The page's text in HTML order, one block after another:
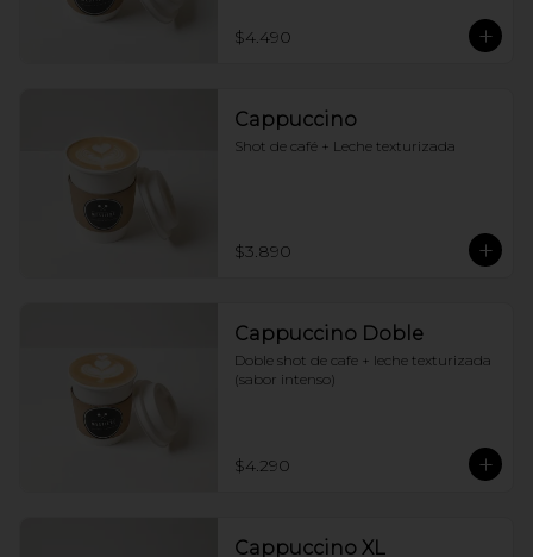
$4.490
Cappuccino
Shot de café + Leche texturizada
$3.890
Cappuccino Doble
Doble shot de cafe + leche texturizada
(sabor intenso)
$4.290
Cappuccino XL